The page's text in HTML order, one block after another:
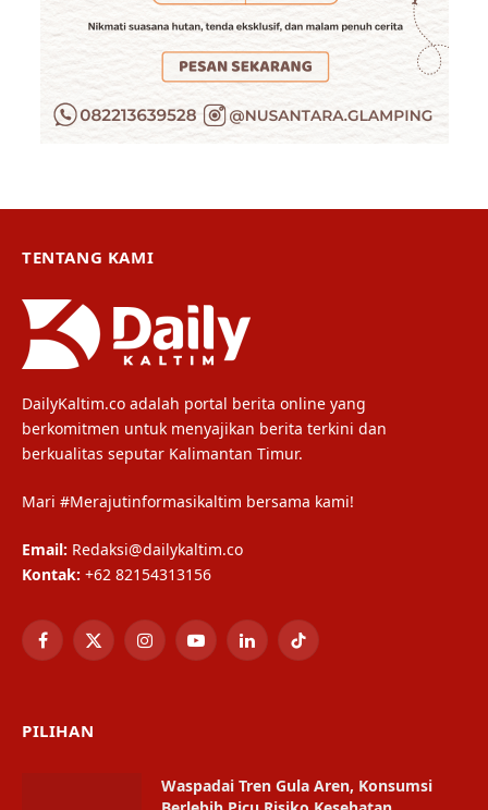
TENTANG KAMI
DailyKaltim.co adalah portal berita online yang
berkomitmen untuk menyajikan berita terkini dan
berkualitas seputar Kalimantan Timur.
Mari #Merajutinformasikaltim bersama kami!
Email: Redaksi@dailykaltim.co
Kontak: +62 82154313156
Facebook
X
InstagramYouTubeLinkedInTikTok
PILIHAN
Waspadai Tren Gula Aren, Konsumsi